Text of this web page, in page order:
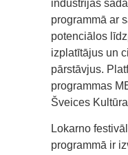
industrijas
programmā ar
potenciālos
izplatītājus un
pārstāvjus.
programmas
Šveices
Lokarno
programmā ir